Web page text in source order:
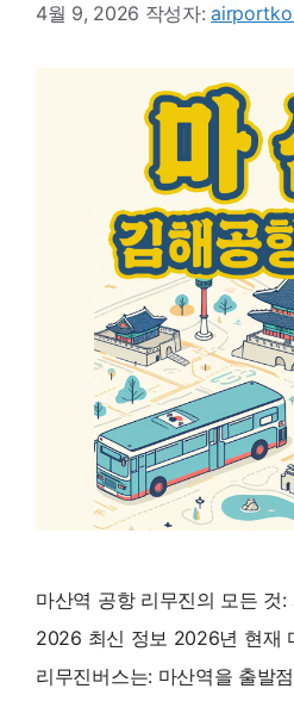
4월 9, 2026 작성자:
마산역 공항 리무진의 모든 것:
2026 최신 정보 2026년 현재
리무진버스는: 마산역을 출발